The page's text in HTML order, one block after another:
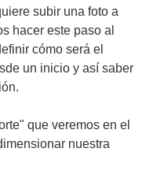
subir una foto a
hacer este paso al
cómo será el
un inicio y así saber
que veremos en el
nuestra